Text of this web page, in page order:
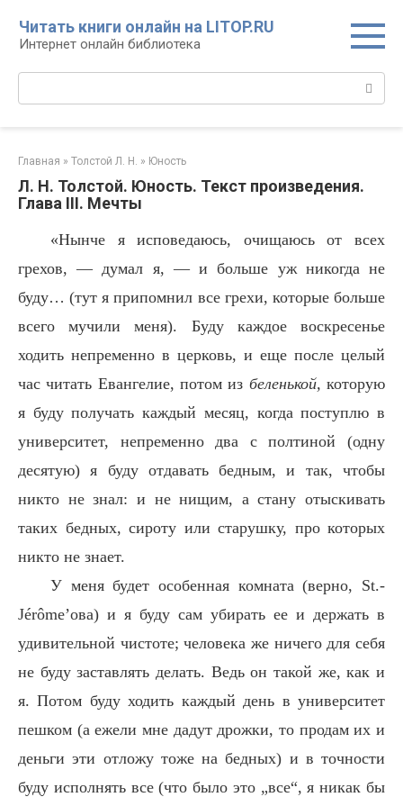
контенту
Читать книги онлайн на LITOP.RU
Интернет онлайн библиотека
Главная » Толстой Л. Н. » Юность
Л. Н. Толстой. Юность. Текст произведения.
Глава III. Мечты
«Нынче я исповедаюсь, очищаюсь от всех
грехов, — думал я, — и больше уж никогда не
буду… (тут я припомнил все грехи, которые больше
всего мучили меня). Буду каждое воскресенье
ходить непременно в церковь, и еще после целый
час читать Евангелие, потом из беленькой, которую
я буду получать каждый месяц, когда поступлю в
университет, непременно два с полтиной (одну
десятую) я буду отдавать бедным, и так, чтобы
никто не знал: и не нищим, а стану отыскивать
таких бедных, сироту или старушку, про которых
никто не знает.
У меня будет особенная комната (верно, St.-
Jérôme’ова) и я буду сам убирать ее и держать в
удивительной чистоте; человека же ничего для себя
не буду заставлять делать. Ведь он такой же, как и
я. Потом буду ходить каждый день в университет
пешком (а ежели мне дадут дрожки, то продам их и
деньги эти отложу тоже на бедных) и в точности
буду исполнять все (что было это „все“, я никак бы